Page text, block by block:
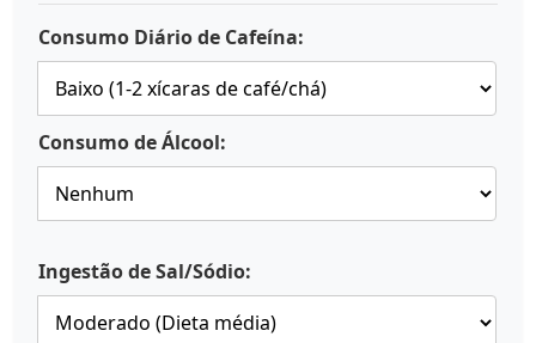
Consumo Diário de Cafeína:
Consumo de Álcool:
Ingestão de Sal/Sódio: